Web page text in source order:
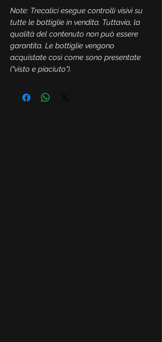
Note: Trecalici esegue controlli visivi su
tutte le bottiglie in vendita. Tuttavia, la
qualità del contenuto non può essere
garantita. Le bottiglie vengono
acquistate così come sono presentate
("visto e piaciuto").